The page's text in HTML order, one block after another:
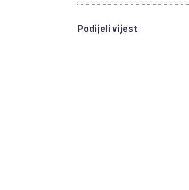
Podijeli vijest